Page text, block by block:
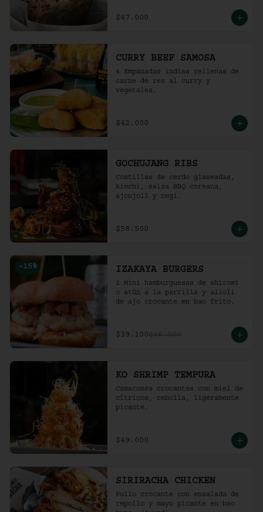
$47.000
CURRY BEEF SAMOSA
4 Empanadas indias rellenas de
carne de res al curry y
vegetales.
$42.000
GOCHUJANG RIBS
Costillas de cerdo glaseadas,
kimchi, salsa BBQ coreana,
ajonjolí y negi.
$58.500
-15 % IZAKAYA BURGERS
2 Mini hamburguesas de shiromi
o atún a la parrilla y alioli
de ajo crocante en bao frito.
$39.100$46.000
KO SHRIMP TEMPURA
Camarones crocantes con miel de
cítricos, cebolla, ligeramente
picante.
$49.000
SIRIRACHA CHICKEN
Pollo crocante con ensalada de
repollo y mayo picante en bao